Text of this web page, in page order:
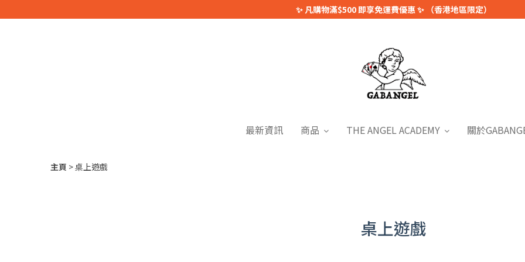
✨ 凡購物滿$500 即享免運費優惠 ✨ （香港地區限定）
最新資訊 商品 THE ANGEL ACADEMY 關於
主頁 桌上遊戲
桌上遊戲